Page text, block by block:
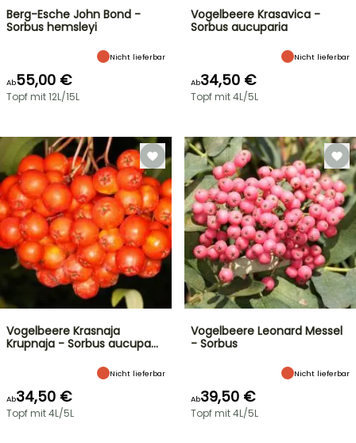
Berg-Esche John Bond -
Sorbus hemsleyi
Nicht lieferbar
Ab55,00 €
Topf mit 12L/15L
Vogelbeere Krasavica -
Sorbus aucuparia
Nicht lieferbar
Ab34,50 €
Topf mit 4L/5L
Vogelbeere Krasnaja
Krupnaja - Sorbus aucupa…
Nicht lieferbar
Ab34,50 €
Topf mit 4L/5L
Vogelbeere Leonard Messel
- Sorbus
Nicht lieferbar
Ab39,50 €
Topf mit 4L/5L